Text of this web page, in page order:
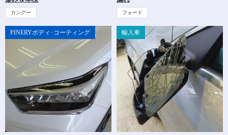
カングー フォード
PINERYボディ･コーティング 輸入車